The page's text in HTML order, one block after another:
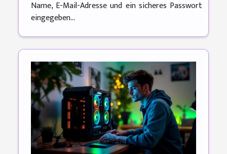
Name, E-Mail-Adresse und ein sicheres Passwort
eingegeben...